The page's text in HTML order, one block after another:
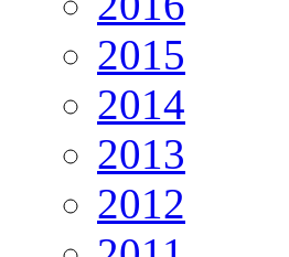
2015
2014
2013
2012